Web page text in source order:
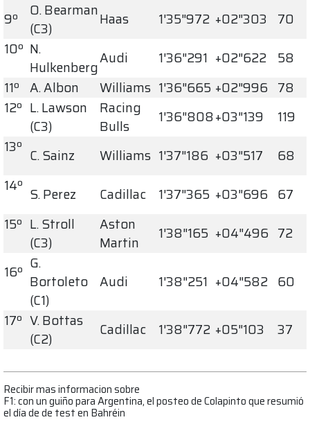
9º
O. Bearman
(C3)
Haas 1'35"972 +02"303 70
10º N.
HulkenbergAudi 1'36"291 +02"622 58
11º A. Albon Williams 1'36"665 +02"996 78
12º L. Lawson
(C3)
Racing
Bulls
1'36"808+03"139
119
13º C. Sainz Williams 1'37"186 +03"517
68
14º S. Perez Cadillac 1'37"365 +03"696 67
15º L. Stroll
(C3)
Aston
Martin
1'38"165 +04"496 72
16º G.
Bortoleto
(C1)
Audi 1'38"251 +04"582 60
17º V. Bottas
(C2)
Cadillac 1'38"772 +05"103 37
Recibir mas informacion sobre
F1: con un guiño para Argentina, el posteo de Colapinto que resumió
el día de de test en Bahréin